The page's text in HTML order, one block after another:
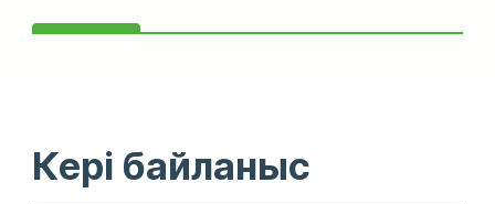
Кері байланыс